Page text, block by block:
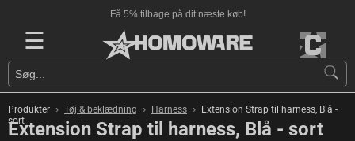
Få 5% tilbage på dit næste køb!
☰
Produkter › Tøj & beklædning › Harness ›
Extension Strap til harness, Blå -
sort
Extension Strap til harness, Blå - sort